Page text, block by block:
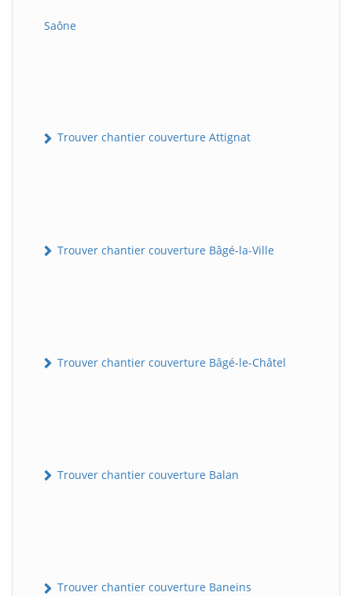
Saône
Trouver chantier couverture Attignat
Trouver chantier couverture Bâgé-la-Ville
Trouver chantier couverture Bâgé-le-Châtel
Trouver chantier couverture Balan
Trouver chantier couverture Baneins